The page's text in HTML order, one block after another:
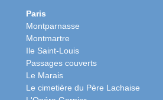
Paris
Montparnasse
Montmartre
Ile Saint-Louis
Passages couverts
Le Marais
Le cimetière du Père Lachaise